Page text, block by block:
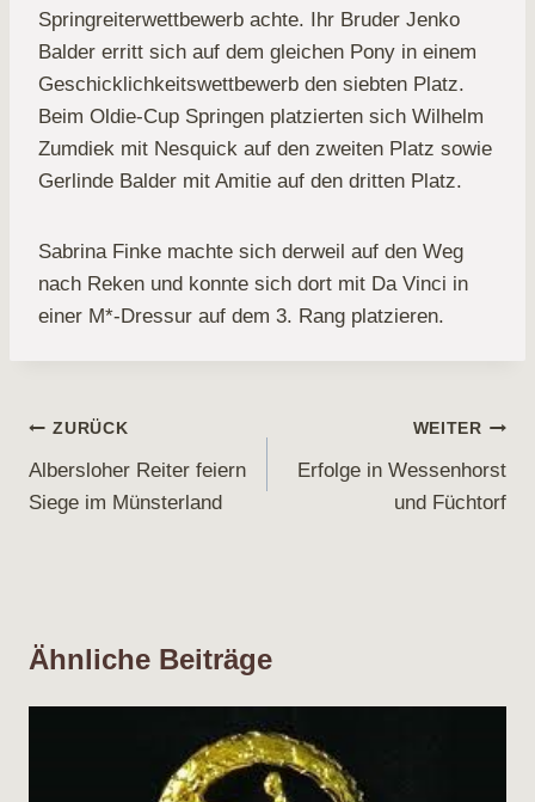
Springreiterwettbewerb achte. Ihr Bruder Jenko
Balder erritt sich auf dem gleichen Pony in einem
Geschicklichkeitswettbewerb den siebten Platz.
Beim Oldie-Cup Springen platzierten sich Wilhelm
Zumdiek mit Nesquick auf den zweiten Platz sowie
Gerlinde Balder mit Amitie auf den dritten Platz.
Sabrina Finke machte sich derweil auf den Weg
nach Reken und konnte sich dort mit Da Vinci in
einer M*-Dressur auf dem 3. Rang platzieren.
Beitragsnavigation
ZURÜCK
Albersloher Reiter feiern
Siege im Münsterland
WEITER
Erfolge in Wessenhorst
und Füchtorf
Ähnliche Beiträge